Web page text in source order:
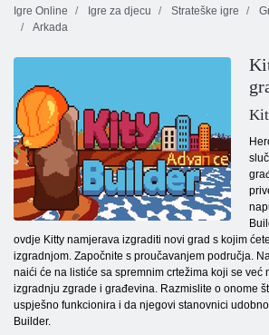
Igre Online
Igre za djecu Strateške igre
Arkada
ovdje Kitty namjerava izgraditi novi grad s kojim
izgradnjom. Započnite s proučavanjem područja.
naići će na listiće sa spremnim crtežima koji se već
izgradnju zgrade i građevina. Razmislite o onome
uspješno funkcionira i da njegovi stanovnici
Builder.